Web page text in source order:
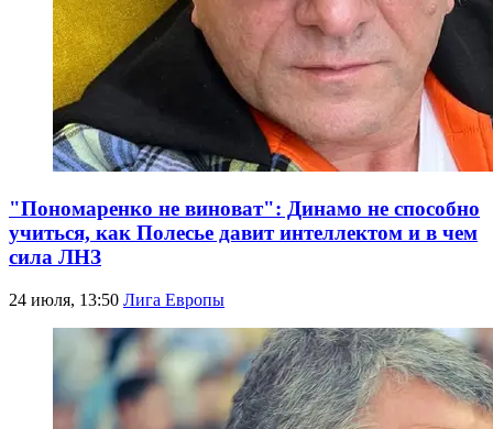
"Пономаренко не виноват": Динамо не способно
учиться, как Полесье давит интеллектом и в чем
сила ЛНЗ
24 июля, 13:50 Лига Европы